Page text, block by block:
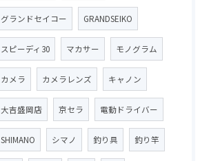
グランドセイコー GRANDSEIKO
スピーディ30 マカサー モノグラム
カメラ カメラレンズ キャノン
大吉盛岡店 京セラ 電動ドライバー
SHIMANO シマノ 釣り具 釣り竿